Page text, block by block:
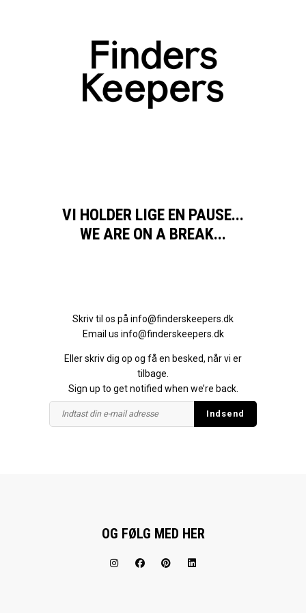
VI HOLDER LIGE EN PAUSE...
WE ARE ON A BREAK...
Skriv til os på info@finderskeepers.dk
Email us info@finderskeepers.dk
Eller skriv dig op og få en besked, når vi er
tilbage.
Sign up to get notified when we’re back.
OG FØLG MED HER